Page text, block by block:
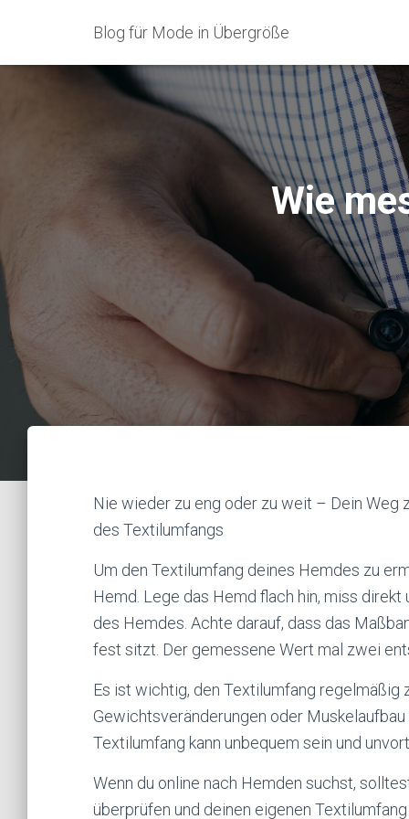
Blog für Mode in Übergröße
Wie
Nie wieder zu eng oder zu weit – Dein
des Textilumfangs
Um den Textilumfang deines Hemdes zu
Hemd. Lege das Hemd flach hin, miss
des Hemdes. Achte darauf, dass das
fest sitzt. Der gemessene Wert mal zwei
Es ist wichtig, den Textilumfang regelmäßig
Gewichtsveränderungen oder
Textilumfang kann unbequem sein und
Wenn du online nach Hemden suchst,
überprüfen und deinen eigenen